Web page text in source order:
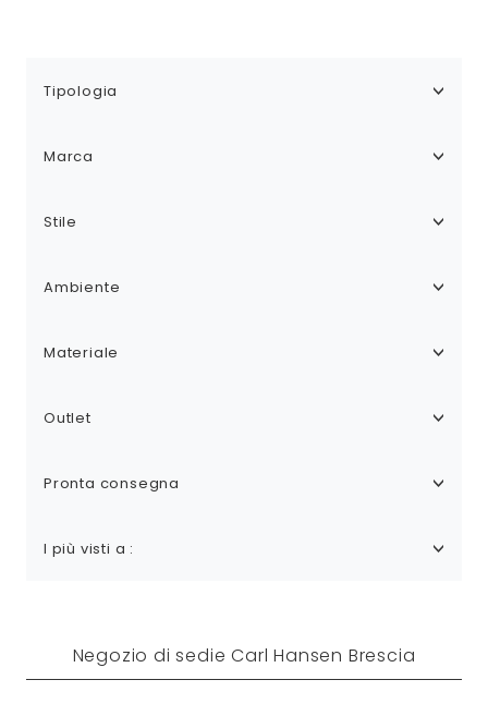
Tipologia
Marca
Stile
Ambiente
Materiale
Outlet
Pronta consegna
I più visti a :
Negozio di sedie Carl Hansen Brescia